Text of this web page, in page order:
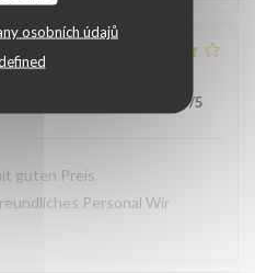
osobních údajů
5/5
guten Preis
Personal Wir